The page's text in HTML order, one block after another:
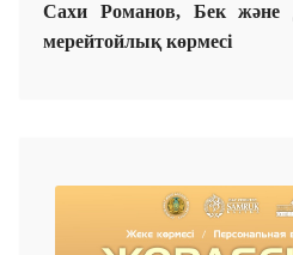
Сахи Романов, Бек және
мерейтойлық көрмесі